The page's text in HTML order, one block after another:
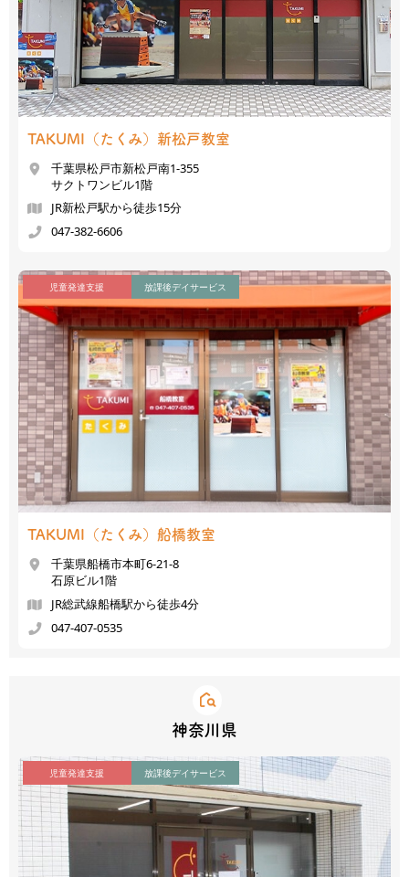
TAKUMI（たくみ） 新松戸教室
千葉県松戸市新松戸南1-355
サクトワンビル1階
JR新松戸駅から徒歩15分
047-382-6606
TAKUMI（たくみ） 船橋教室
児童発達支援 放課後デイサービス
千葉県船橋市本町6-21-8
石原ビル1階
JR総武線船橋駅から徒歩4分
047-407-0535
神奈川県
児童発達支援 放課後デイサービス